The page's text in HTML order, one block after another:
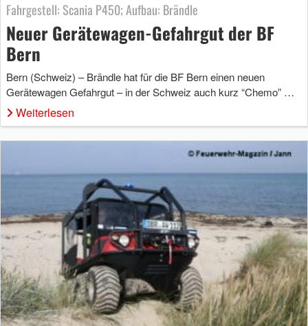
Fahrgestell: Scania P450; Aufbau: Brändle
Neuer Gerätewagen-Gefahrgut der BF
Bern
Bern (Schweiz) – Brändle hat für die BF Bern einen neuen
Gerätewagen Gefahrgut – in der Schweiz auch kurz “Chemo” …
Weiterlesen